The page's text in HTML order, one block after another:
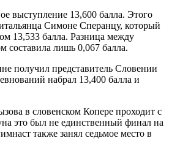
выступление 13,600 балла. Этого
Симоне Сперанцу, который
13,533 балла. Разница между
составила лишь 0,067 балла.
получил представитель Словении
набрал 13,400 балла и
в словенском Копере проходит с
это был не единственный финал на
также занял седьмое место в